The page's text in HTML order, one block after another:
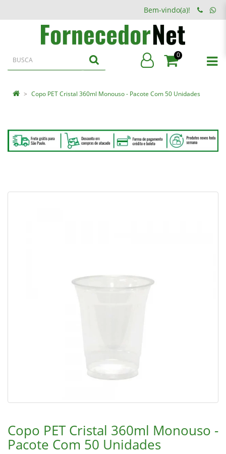
Bem-vindo(a)!
0
Copo PET Cristal 360ml Monouso - Pacote Com 50 Unidades
Copo PET Cristal 360ml Monouso -
Pacote Com 50 Unidades